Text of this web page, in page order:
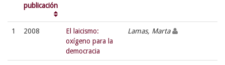
publicación
1 2008
El laicismo:
oxígeno para la
democracia
Lamas, Marta